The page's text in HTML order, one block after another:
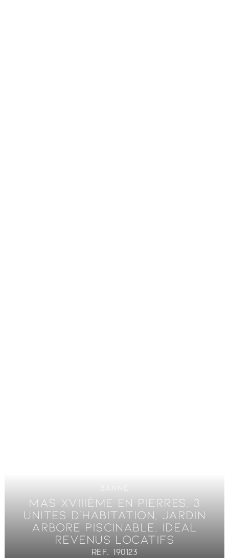
BANNE
MAS XVIIIÈME EN PIERRES, 3
UNITES D'HABITATION, JARDIN
ARBORE PISCINABLE, IDEAL
REVENUS LOCATIFS
REF. 190123